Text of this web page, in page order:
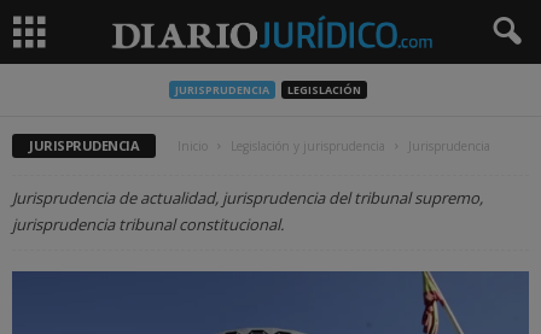
JURISPRUDENCIA LEGISLACIÓN
JURISPRUDENCIA Inicio Legislación y jurisprudencia Jurisprudencia
Jurisprudencia de actualidad, jurisprudencia del tribunal supremo,
jurisprudencia tribunal constitucional.